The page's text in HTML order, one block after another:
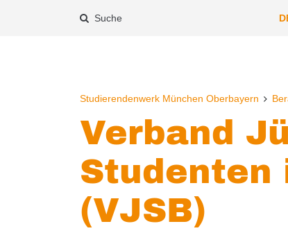
Suche
Studierendenwerk München Oberbayern
Verband
Studenten
(VJSB)